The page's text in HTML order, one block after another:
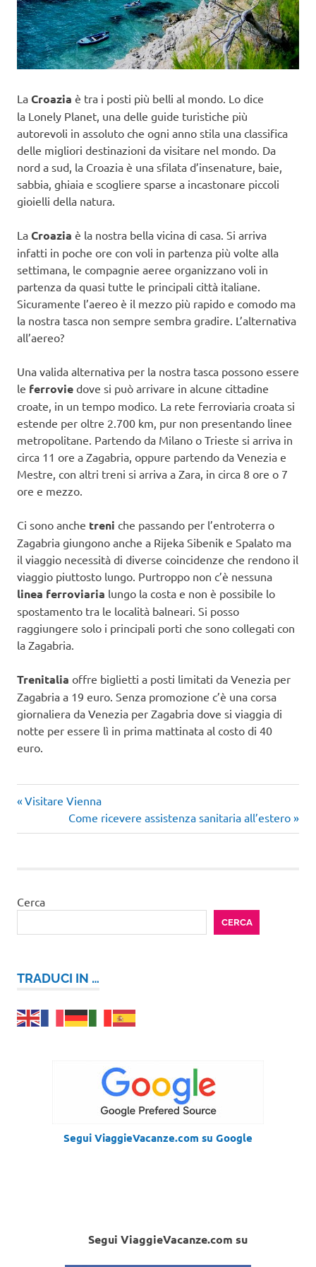
La Croazia è tra i posti più belli al mondo. Lo dice
la Lonely Planet, una delle guide turistiche più
autorevoli in assoluto che ogni anno stila una classifica
delle migliori destinazioni da visitare nel mondo. Da
nord a sud, la Croazia è una sfilata d’insenature, baie,
sabbia, ghiaia e scogliere sparse a incastonare piccoli
gioielli della natura.
La Croazia è la nostra bella vicina di casa. Si arriva
infatti in poche ore con voli in partenza più volte alla
settimana, le compagnie aeree organizzano voli in
partenza da quasi tutte le principali città italiane.
Sicuramente l’aereo è il mezzo più rapido e comodo ma
la nostra tasca non sempre sembra gradire. L’alternativa
all’aereo?
Una valida alternativa per la nostra tasca possono essere
le ferrovie dove si può arrivare in alcune cittadine
croate, in un tempo modico. La rete ferroviaria croata si
estende per oltre 2.700 km, pur non presentando linee
metropolitane. Partendo da Milano o Trieste si arriva in
circa 11 ore a Zagabria, oppure partendo da Venezia e
Mestre, con altri treni si arriva a Zara, in circa 8 ore o 7
ore e mezzo.
Ci sono anche treni che passando per l’entroterra o
Zagabria giungono anche a Rijeka Sibenik e Spalato ma
il viaggio necessità di diverse coincidenze che rendono il
viaggio piuttosto lungo. Purtroppo non c’è nessuna
linea ferroviaria lungo la costa e non è possibile lo
spostamento tra le località balneari. Si posso
raggiungere solo i principali porti che sono collegati con
la Zagabria.
Trenitalia offre biglietti a posti limitati da Venezia per
Zagabria a 19 euro. Senza promozione c’è una corsa
giornaliera da Venezia per Zagabria dove si viaggia di
notte per essere lì in prima mattinata al costo di 40
euro.
Navigazione
articoli
Articolo
precedente:
Visitare Vienna
Articolo
successivo:
Come ricevere assistenza sanitaria all’estero
Cerca
CERCA
TRADUCI IN …
Segui ViaggieVacanze.com su Google
Segui ViaggieVacanze.com su